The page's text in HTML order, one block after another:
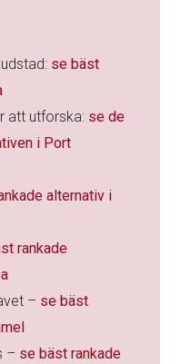
se bäst
att utforska: se de
i Port
alternativ i
rankade
– se bäst
– se bäst rankade